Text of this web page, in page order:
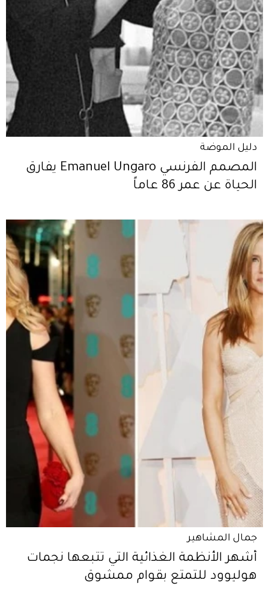
دليل الموضة
المصمم الفرنسي Emanuel Ungaro يفارق
الحياة عن عمر 86 عاماً
جمال المشاهير
أشهر الأنظمة الغذائية التي تتبعها نجمات
هوليوود للتمتع بقوام ممشوق